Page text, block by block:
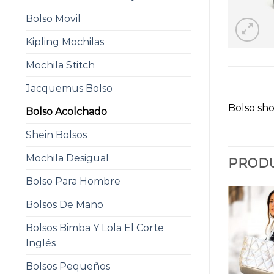
Bolso Movil
Kipling Mochilas
Mochila Stitch
Jacquemus Bolso
Bolso Acolchado
Shein Bolsos
Mochila Desigual
Bolso Para Hombre
Bolsos De Mano
Bolsos Bimba Y Lola El Corte
Inglés
Bolsos Pequeños
Bolso